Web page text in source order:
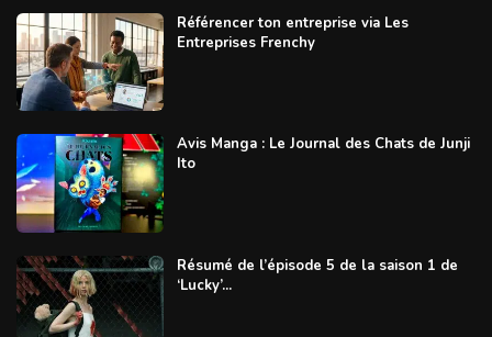
Référencer ton entreprise via Les
Entreprises Frenchy
Avis Manga : Le Journal des Chats de Junji
Ito
Résumé de l’épisode 5 de la saison 1 de
‘Lucky’...